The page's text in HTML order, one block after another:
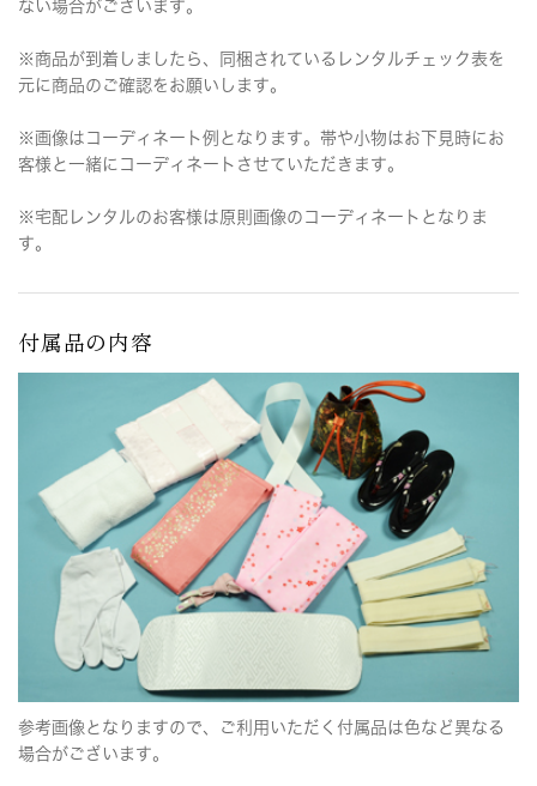
ない場合がございます。
※商品が到着しましたら、同梱されているレンタルチェック表を
元に商品のご確認をお願いします。
※画像はコーディネート例となります。帯や小物はお下見時にお
客様と一緒にコーディネートさせていただきます。
※宅配レンタルのお客様は原則画像のコーディネートとなりま
す。
付属品の内容
参考画像となりますので、ご利用いただく付属品は色など異なる
場合がございます。